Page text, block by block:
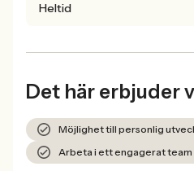
Heltid
Det här erbjuder
Möjlighet till personlig
Arbeta i ett engagerat team